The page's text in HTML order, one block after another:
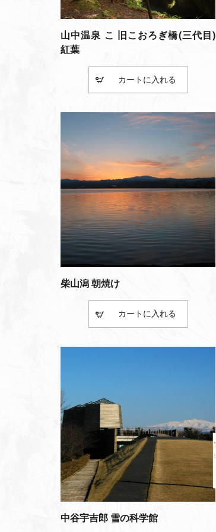
山中温泉 こ 旧こおろぎ橋(三代目)
紅葉
カート
柴山潟 朝焼け
カート
中谷宇吉郎 雪の科学館